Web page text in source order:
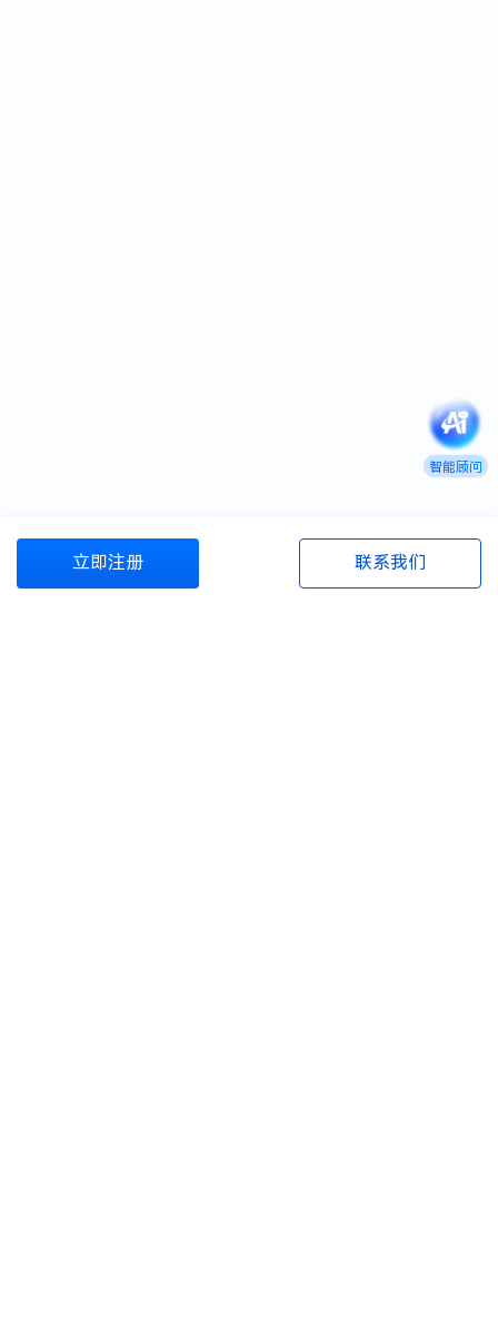
智能顾问
立即注册 联系我们